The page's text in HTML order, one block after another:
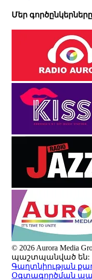
Մեր գործընկերները
© 2026 Aurora Media
պաշտպանված են:
Գաղտնիության
Օգտագործման